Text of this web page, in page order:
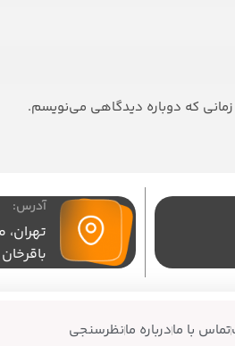
زمانی که دوباره دیدگاهی می‌نویسم.
آدرس:
تهران،‌
باقرخان
تماس با مادرباره مانظرسنجی